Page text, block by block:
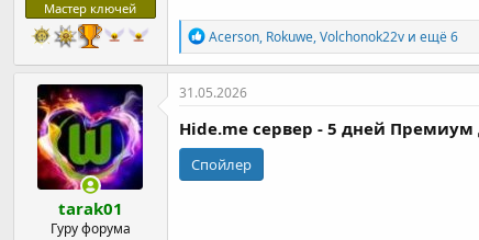
Мастер ключей
Р
е
а
к
и
и
Acerson, Rokuwe,Volchonok22vи ещё 6
tarak01
Гуру форума
31.05.2026
Hide.me сервер - 5 дней Премиум
Спойлер